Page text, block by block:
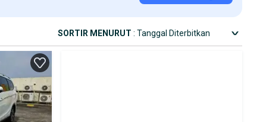
SORTIR MENURUT : Tanggal Diterbitkan